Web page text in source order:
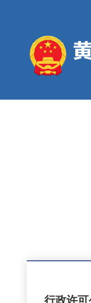
行政许